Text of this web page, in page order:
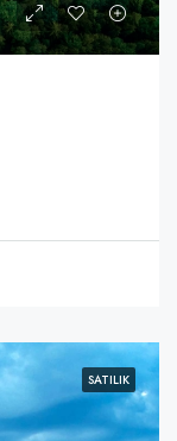
SATILIK